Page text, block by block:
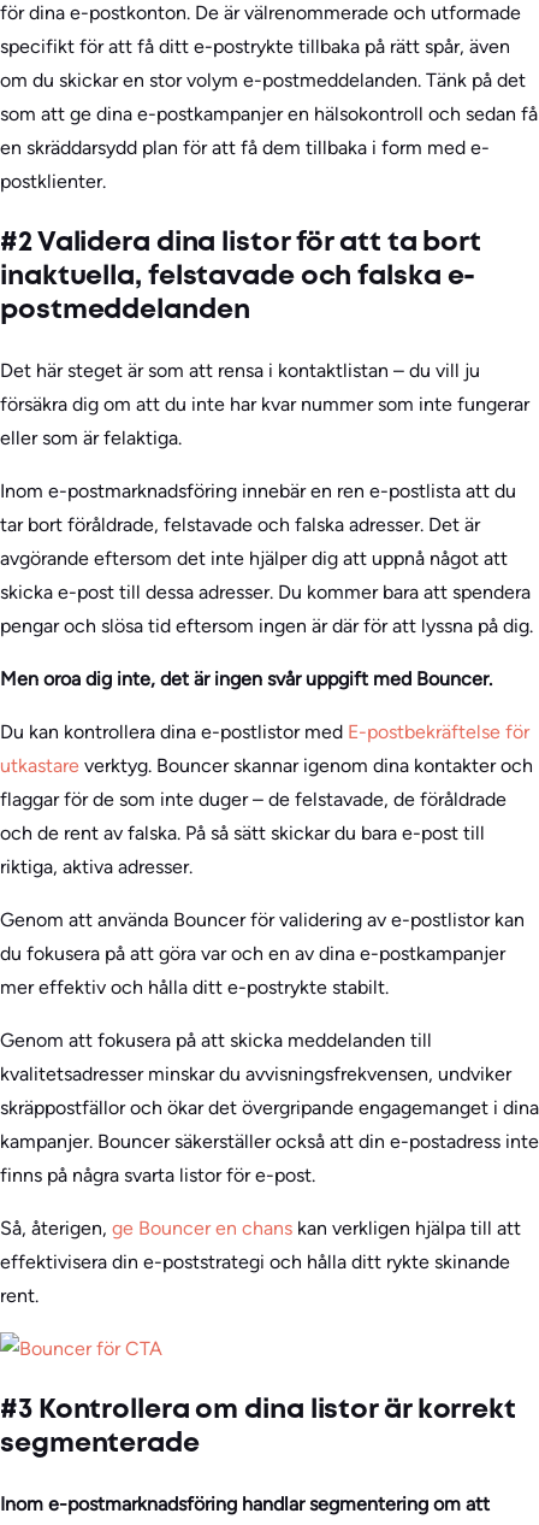
för dina e-postkonton. De är välrenommerade och utformade
specifikt för att få ditt e-postrykte tillbaka på rätt spår, även
om du skickar en stor volym e-postmeddelanden. Tänk på det
som att ge dina e-postkampanjer en hälsokontroll och sedan få
en skräddarsydd plan för att få dem tillbaka i form med e-
postklienter.
#2 Validera dina listor för att ta bort
inaktuella, felstavade och falska e-
postmeddelanden
Det här steget är som att rensa i kontaktlistan – du vill ju
försäkra dig om att du inte har kvar nummer som inte fungerar
eller som är felaktiga.
Inom e-postmarknadsföring innebär en ren e-postlista att du
tar bort föråldrade, felstavade och falska adresser. Det är
avgörande eftersom det inte hjälper dig att uppnå något att
skicka e-post till dessa adresser. Du kommer bara att spendera
pengar och slösa tid eftersom ingen är där för att lyssna på dig.
Men oroa dig inte, det är ingen svår uppgift med Bouncer.
Du kan kontrollera dina e-postlistor med E-postbekräftelse för
utkastare verktyg. Bouncer skannar igenom dina kontakter och
flaggar för de som inte duger – de felstavade, de föråldrade
och de rent av falska. På så sätt skickar du bara e-post till
riktiga, aktiva adresser.
Genom att använda Bouncer för validering av e-postlistor kan
du fokusera på att göra var och en av dina e-postkampanjer
mer effektiv och hålla ditt e-postrykte stabilt.
Genom att fokusera på att skicka meddelanden till
kvalitetsadresser minskar du avvisningsfrekvensen, undviker
skräppostfällor och ökar det övergripande engagemanget i dina
kampanjer. Bouncer säkerställer också att din e-postadress inte
finns på några svarta listor för e-post.
Så, återigen, ge Bouncer en chans kan verkligen hjälpa till att
effektivisera din e-poststrategi och hålla ditt rykte skinande
rent.
#3 Kontrollera om dina listor är korrekt
segmenterade
Inom e-postmarknadsföring handlar segmentering om att